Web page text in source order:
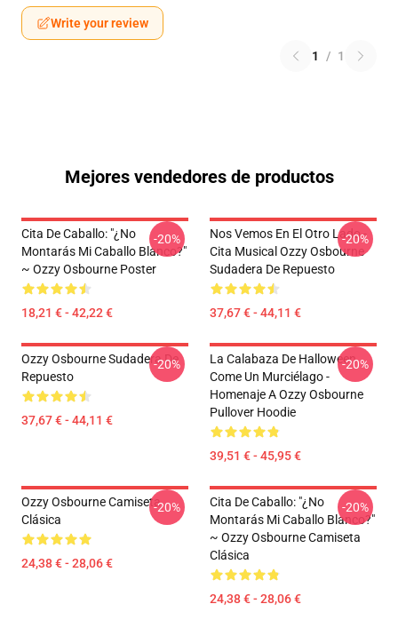
Write your review
1 / 1
Mejores vendedores de productos
Cita De Caballo: "¿No
Montarás Mi Caballo Blanco?"
~ Ozzy Osbourne Poster
18,21 € - 42,22 €
-20%
Nos Vemos En El Otro Lado -
Cita Musical Ozzy Osbourne
Sudadera De Repuesto
37,67 € - 44,11 €
-20%
Ozzy Osbourne Sudadera De
Repuesto
37,67 € - 44,11 €
-20%
La Calabaza De Halloween
Come Un Murciélago -
Homenaje A Ozzy Osbourne
Pullover Hoodie
39,51 € - 45,95 €
-20%
Ozzy Osbourne Camiseta
Clásica
24,38 € - 28,06 €
-20%
Cita De Caballo: "¿No
Montarás Mi Caballo Blanco?"
~ Ozzy Osbourne Camiseta
Clásica
24,38 € - 28,06 €
-20%